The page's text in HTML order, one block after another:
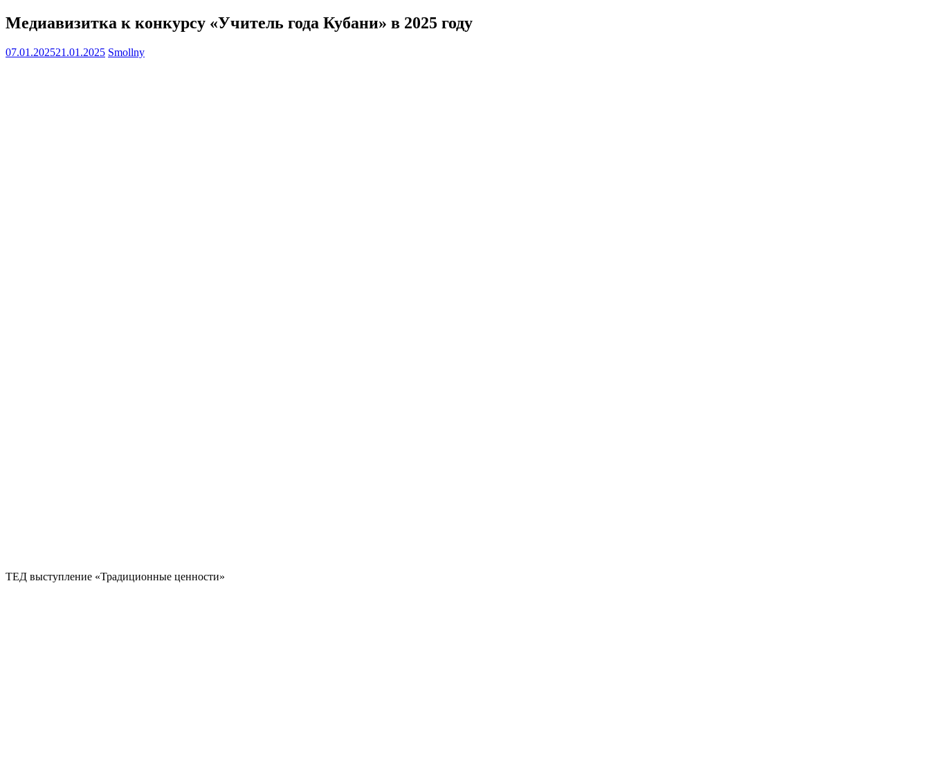
Медиавизитка к конкурсу «Учитель года Кубани» в 2025 году
07.01.202521.01.2025 Smollny
ТЕД выступление «Традиционные ценности»